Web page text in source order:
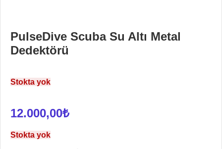
PulseDive Scuba Su Altı Metal
Dedektörü
Stokta yok
12.000,00₺
Stokta yok